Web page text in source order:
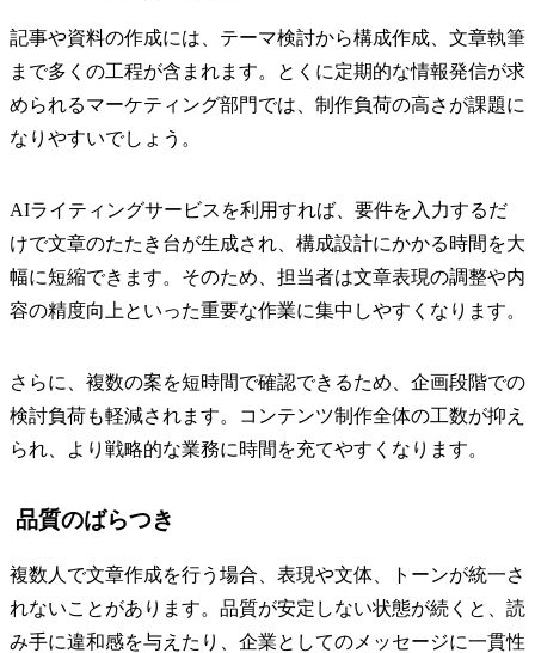
記事や資料の作成には、テーマ検討から構成作成、文章執筆
まで多くの工程が含まれます。とくに定期的な情報発信が求
められるマーケティング部門では、制作負荷の高さが課題に
なりやすいでしょう。
AIライティングサービスを利用すれば、要件を入力するだ
けで文章のたたき台が生成され、構成設計にかかる時間を大
幅に短縮できます。そのため、担当者は文章表現の調整や内
容の精度向上といった重要な作業に集中しやすくなります。
さらに、複数の案を短時間で確認できるため、企画段階での
検討負荷も軽減されます。コンテンツ制作全体の工数が抑え
られ、より戦略的な業務に時間を充てやすくなります。
品質のばらつき
複数人で文章作成を行う場合、表現や文体、トーンが統一さ
れないことがあります。品質が安定しない状態が続くと、読
み手に違和感を与えたり、企業としてのメッセージに一貫性